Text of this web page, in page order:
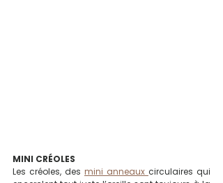
MINI CRÉOLES
Les créoles, des mini anneaux circulaires qui